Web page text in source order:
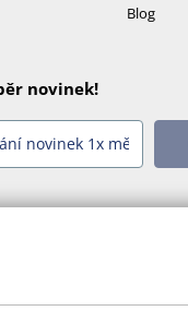
Blog
novinek!